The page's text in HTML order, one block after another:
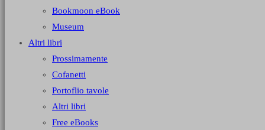
Bookmoon eBook
Museum
Altri libri
Prossimamente
Cofanetti
Portoflio tavole
Altri libri
Free eBooks